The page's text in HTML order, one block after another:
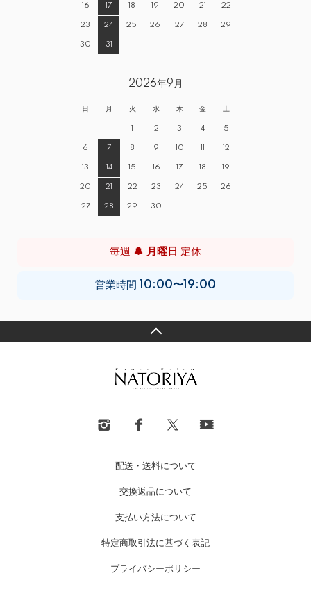
16 17 18 19 20 21 22
23 24 25 26 27 28 29
30 31
2026年9月
日 月 火 水 木 金 土
1 2 3 4 5
6 7 8 9 10 11 12
13 14 15 16 17 18 19
20 21 22 23 24 25 26
27 28 29 30
毎週 🔔 月曜日 定休
営業時間 10:00〜19:00
配送・送料について
交換返品について
支払い方法について
特定商取引法に基づく表記
プライバシーポリシー